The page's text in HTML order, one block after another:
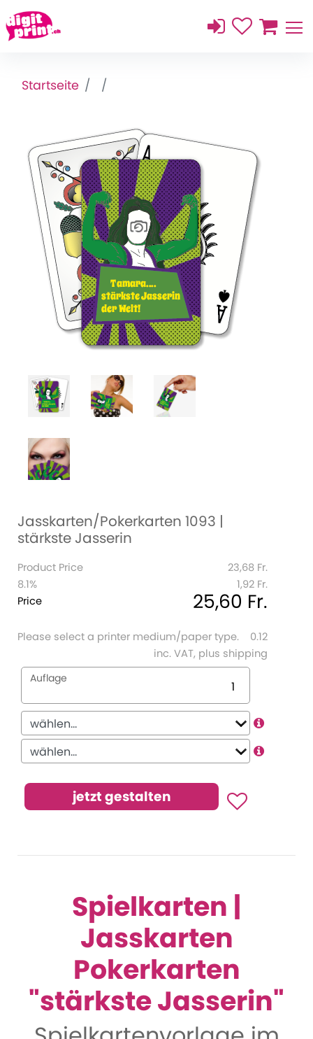
Startseite
Jasskarten/Pokerkarten 1093 |
stärkste Jasserin
Product Price
23,68 Fr.
8.1%
1,92 Fr.
Price
25,60 Fr.
Please select a printer medium/paper type.
0.12
inc. VAT, plus shipping
Auflage
Spielkarten |
Jasskarten
Pokerkarten
"stärkste Jasserin"